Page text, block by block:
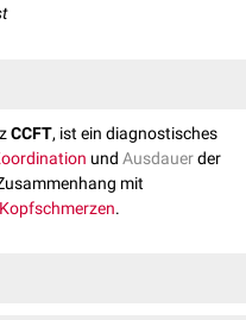
CCFT, ist ein diagnostisches
und Ausdauerder
mit
.